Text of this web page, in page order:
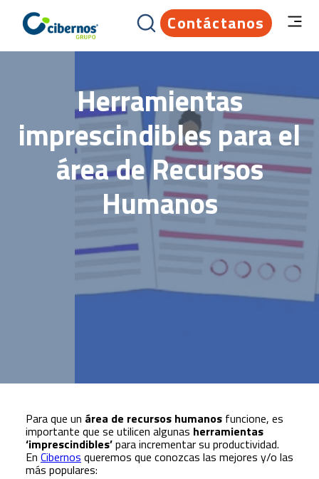
Contáctanos
Herramientas
imprescindibles para el
área de Recursos
Humanos
Para que un área de recursos humanos funcione, es
importante que se utilicen algunas herramientas
‘imprescindibles’para incrementar su productividad.
En Cibernos queremos que conozcas las mejores y/o las
más populares: